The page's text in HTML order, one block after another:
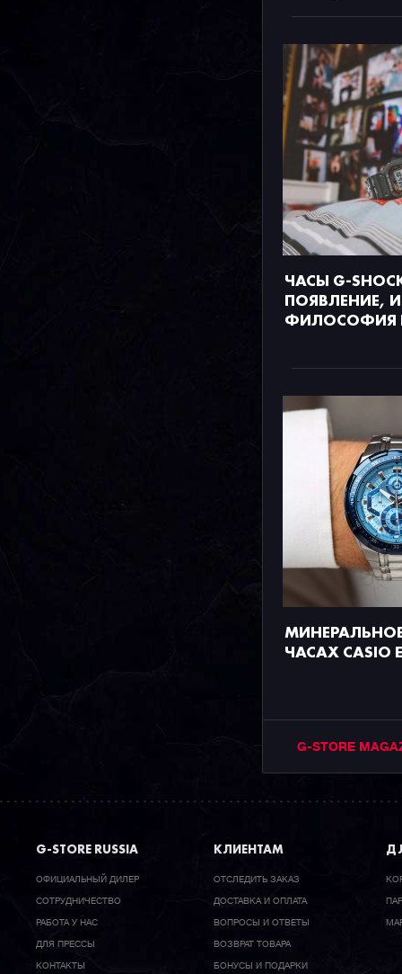
ЧАСЫ
ПОЯВЛЕНИЕ,
ФИЛОСОФИЯ
ЧАСАХ CASIO
G-STORE
G-STORE RUSSIA
ОФИЦИАЛЬНЫЙ ДИЛЕР
CОТРУДНИЧЕСТВО
РАБОТА У НАС
ДЛЯ ПРЕССЫ
КОНТАКТЫ
КЛИЕНТАМ
ОТСЛЕДИТЬ ЗАКАЗ
ДОСТАВКА И ОПЛАТА
ВОПРОСЫ И ОТВЕТЫ
ВОЗВРАТ ТОВАРА
БОНУСЫ И ПОДАРКИ